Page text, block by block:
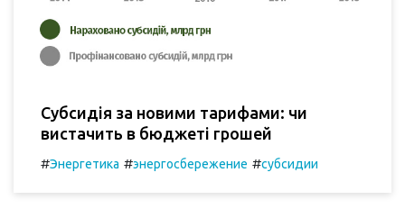
Субсидія за новими тарифами: чи
вистачить в бюджеті грошей
#Энергетика #энергосбережение #субсидии